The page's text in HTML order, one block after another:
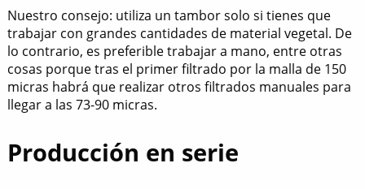
Nuestro consejo: utiliza un tambor solo si tienes que
trabajar con grandes cantidades de material vegetal. De
lo contrario, es preferible trabajar a mano, entre otras
cosas porque tras el primer filtrado por la malla de 150
micras habrá que realizar otros filtrados manuales para
llegar a las 73-90 micras.
Producción en serie